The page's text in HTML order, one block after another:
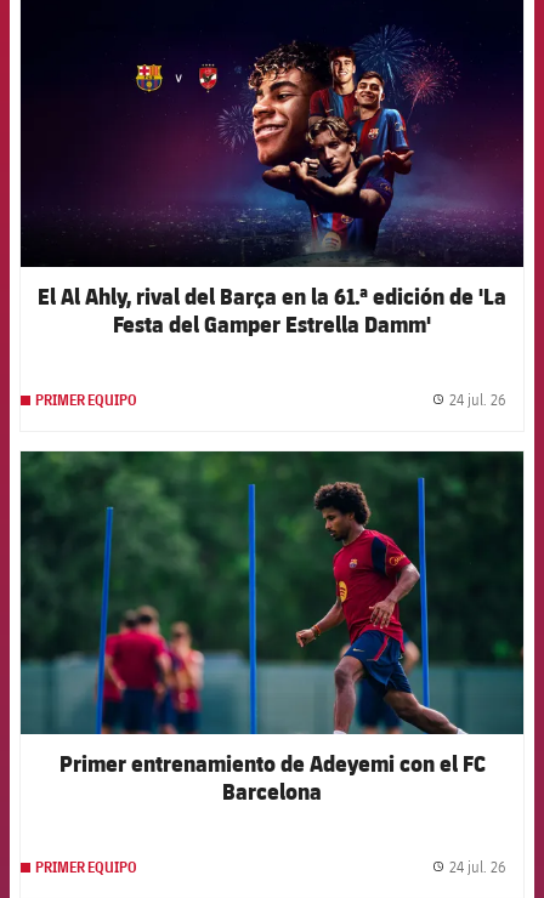
El Al Ahly, rival del Barça en la 61.ª edición de 'La
Festa del Gamper Estrella Damm'
PRIMER EQUIPO 24 jul. 26
FCB Barcelona badge
Primer entrenamiento de Adeyemi con el FC
Barcelona
PRIMER EQUIPO 24 jul. 26